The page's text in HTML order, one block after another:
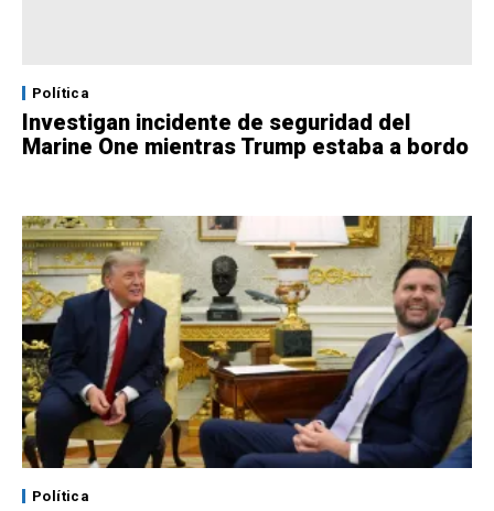
Política
Investigan incidente de seguridad del
Marine One mientras Trump estaba a bordo
Política